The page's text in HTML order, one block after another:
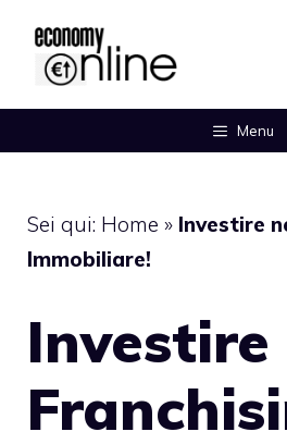
contenuto
Menu
Sei qui: Home » Investire
Immobiliare!
Investire